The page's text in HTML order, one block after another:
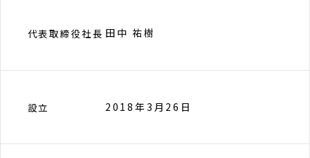
代表取締役社長 田中 祐樹
設立 2018年3月26日